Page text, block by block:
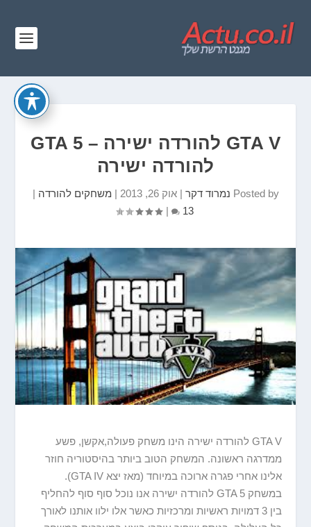
GTA V להורדה ישירה – GTA 5
להורדה ישירה
Posted by נמרוד דקר |אוק 26, 2013 | משחקים להורדה |
13
|
GTA V להורדה ישירה הינו משחק פעולה,אקשן, פשע
ממדרגה ראשונה. המשחק הטוב ביותר בהיסטוריה חוזר
אלינו אחרי פגרה ארוכה במיוחד (מאז יצא GTA IV).
במשחק GTA 5 להורדה ישירה אנו נוכל סוף סוף להחליף
בין 3 דמויות ראשיות ומרכזיות כאשר אלו ילוו אותנו לאורך